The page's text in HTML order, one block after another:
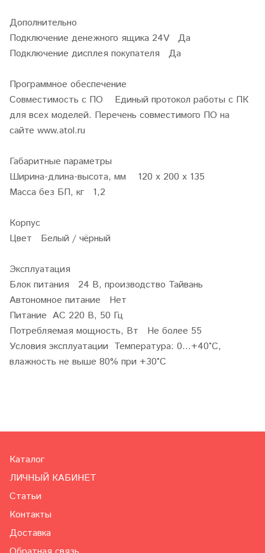
Дополнительно
Подключение денежного ящика 24V Да
Подключение дисплея покупателя Да
Программное обеспечение
Совместимость с ПО Единый протокол работы с ПК
для всех моделей. Перечень совместимого ПО на
сайте www.atol.ru
Габаритные параметры
Ширина-длина-высота, мм 120 х 200 х 135
Масса без БП, кг 1,2
Корпус
Цвет Белый / чёрный
Эксплуатация
Блок питания 24 В, производство Тайвань
Автономное питание Нет
Питание АС 220 В, 50 Гц
Потребляемая мощность, Вт Не более 55
Условия эксплуатации Температура: 0…+40°С,
влажность не выше 80% при +30°С
Каталог
ЛИЧНЫЙ КАБИНЕТ
Статьи
Контакты
Доставка